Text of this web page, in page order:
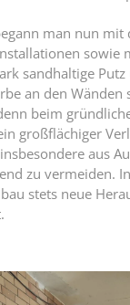
man nun mit
sowie
sandhaltige
an den Wänden
beim
großflächiger
aus
zu vermeiden.
stets neue